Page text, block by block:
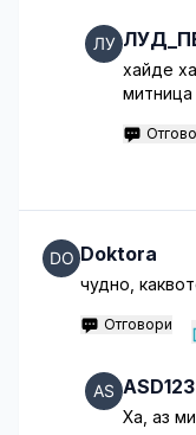
хайде
митница
Doktora
чудно,
Отговори
ASD123
Ха, аз